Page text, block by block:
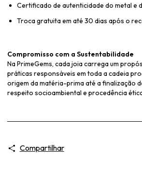
Certificado de autenticidade do metal e
Troca gratuita em até 30 dias após o
Compromisso com a Sustentabilidade
Na PrimeGems, cada joia carrega um
práticas responsáveis em toda a cadeia
origem da matéria-prima até a finalização
respeito socioambiental e procedência
Compartilhar